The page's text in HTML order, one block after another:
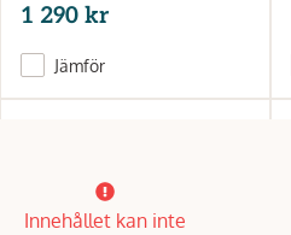
1 290 kr
Jämför
Innehållet kan inte